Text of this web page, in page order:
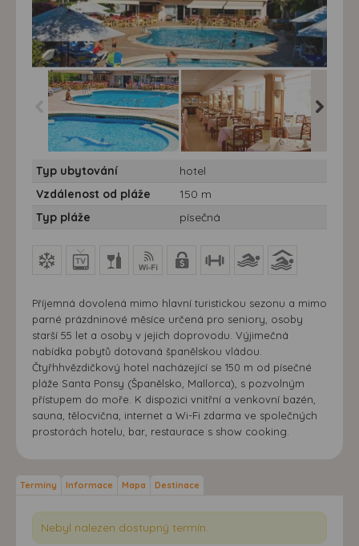
55 let - hotel Delfin Mar,
Santa Ponsa, Mallorca
55 let - hotel Delfin Mar,
Santa Ponsa, Mallorca
Typ ubytování
hotel
Vzdálenost od pláže
150 m
Typ pláže
písečná
Příjemná dovolená mimo hlavní turistickou sezonu a mimo
parné prázdninové měsíce určená pro seniory, osoby
starší 55 let a osoby v jejich doprovodu. Výjimečná
nabídka pobytů dotovaná španělskou vládou.
Čtyřhhvězdičkový hotel nacházející se 150 m od písečné
pláže Santa Ponsy (Španělsko, Mallorca), s pozvolným
přístupem do moře. K dispozici vnitřní a venkovní bazén,
sauna, tělocvična, internet a Wi-Fi zdarma ve společných
prostorách hotelu, bar, restaurace s show cooking.
Termíny Informace Mapa Destinace
Nebyl nalezen dostupný termín.